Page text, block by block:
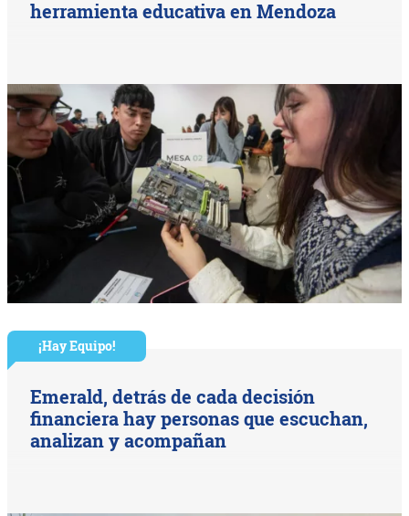
herramienta educativa en Mendoza
¡Hay Equipo!
Emerald, detrás de cada decisión
financiera hay personas que escuchan,
analizan y acompañan